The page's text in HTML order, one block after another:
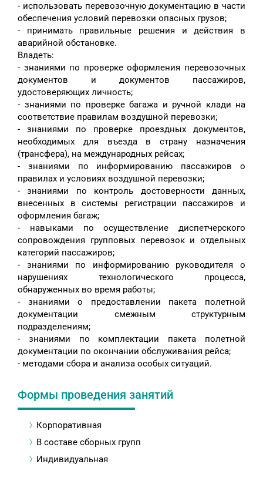
- использовать перевозочную документацию в части
обеспечения условий перевозки опасных грузов;
- принимать правильные решения и действия в
аварийной обстановке.
Владеть:
- знаниями по проверке оформления перевозочных
документов и документов пассажиров,
удостоверяющих личность;
- знаниями по проверке багажа и ручной клади на
соответствие правилам воздушной перевозки;
- знаниями по проверке проездных документов,
необходимых для въезда в страну назначения
(трансфера), на международных рейсах;
- знаниями по информированию пассажиров о
правилах и условиях воздушной перевозки;
- знаниями по контроль достоверности данных,
внесенных в системы регистрации пассажиров и
оформления багаж;
- навыками по осуществление диспетчерского
сопровождения групповых перевозок и отдельных
категорий пассажиров;
- знаниями по информированию руководителя о
нарушениях технологического процесса,
обнаруженных во время работы;
- знаниями о предоставлении пакета полетной
документации смежным структурным
подразделениям;
- знаниями по комплектации пакета полетной
документации по окончании обслуживания рейса;
- методами сбора и анализа особых ситуаций.
Формы проведения занятий
Корпоративная
В составе сборных групп
Индивидуальная